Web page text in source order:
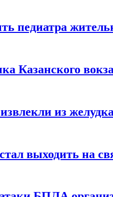
педиатра
Казанского
из
выходить на